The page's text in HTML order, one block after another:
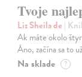
Tvoje
Liz Sheila de |
Ak máte okolo
Áno, začína sa to
Na sklade ?